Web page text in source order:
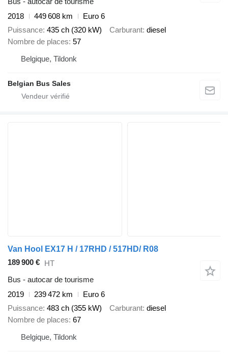
2018
449 608 km
Euro 6
Puissance 435 ch (320 kW) Carburant diesel
Nombre de places 57
Belgique, Tildonk
Belgian Bus Sales
Van Hool EX17 H / 17RHD / 517HD/ R08
189 900 € HT
Bus - autocar de tourisme
2019
239 472 km
Euro 6
Puissance 483 ch (355 kW) Carburant diesel
Nombre de places 67
Belgique, Tildonk